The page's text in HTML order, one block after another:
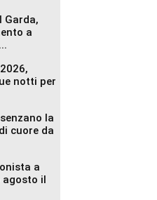
Garda,
a
notti per
la
cuore da
a
il